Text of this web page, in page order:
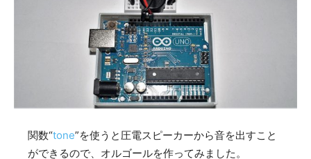
関数“tone”を使うと圧電スピーカーから音を出すこと
ができるので、オルゴールを作ってみました。